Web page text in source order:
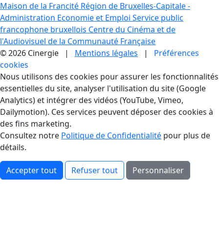
Maison de la Francité Région de Bruxelles-Capitale -
Administration Economie et Emploi Service public
francophone bruxellois Centre du Cinéma et de
l'Audiovisuel de la Communauté Française
© 2026 Cinergie | Mentions légales | Préférences
cookies
Gestion des Cookies
Nous utilisons des cookies pour assurer les fonctionnalités
essentielles du site, analyser l'utilisation du site (Google
Analytics) et intégrer des vidéos (YouTube, Vimeo,
Dailymotion). Ces services peuvent déposer des cookies à
des fins marketing.
Consultez notre Politique de Confidentialité pour plus de
détails.
Accepter tout Refuser tout Personnaliser